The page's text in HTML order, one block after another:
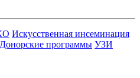
Искусственная инсеминация
Донорские программы УЗИ